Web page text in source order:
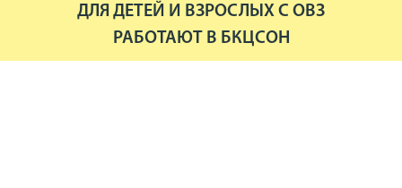
ДЛЯ ДЕТЕЙ И ВЗРОСЛЫХ С ОВЗ
РАБОТАЮТ В БКЦСОН